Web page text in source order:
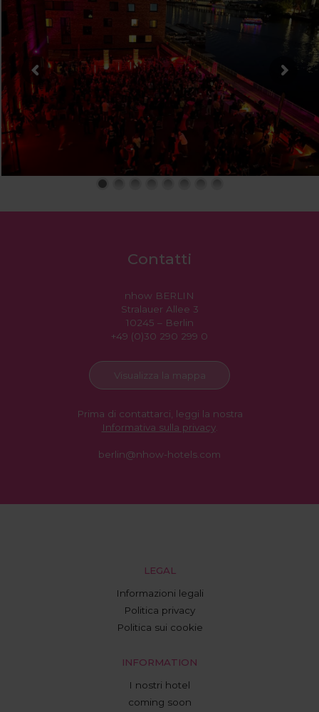
Contatti
nhow BERLIN
Stralauer Allee 3
10245 – Berlin
+49 (0)30 290 299 0
Visualizza la mappa
Prima di contattarci, leggi la nostra
Informativa sulla privacy.
berlin@nhow-hotels.com
LEGAL
Informazioni legali
Politica privacy
Politica sui cookie
INFORMATION
I nostri hotel
coming soon